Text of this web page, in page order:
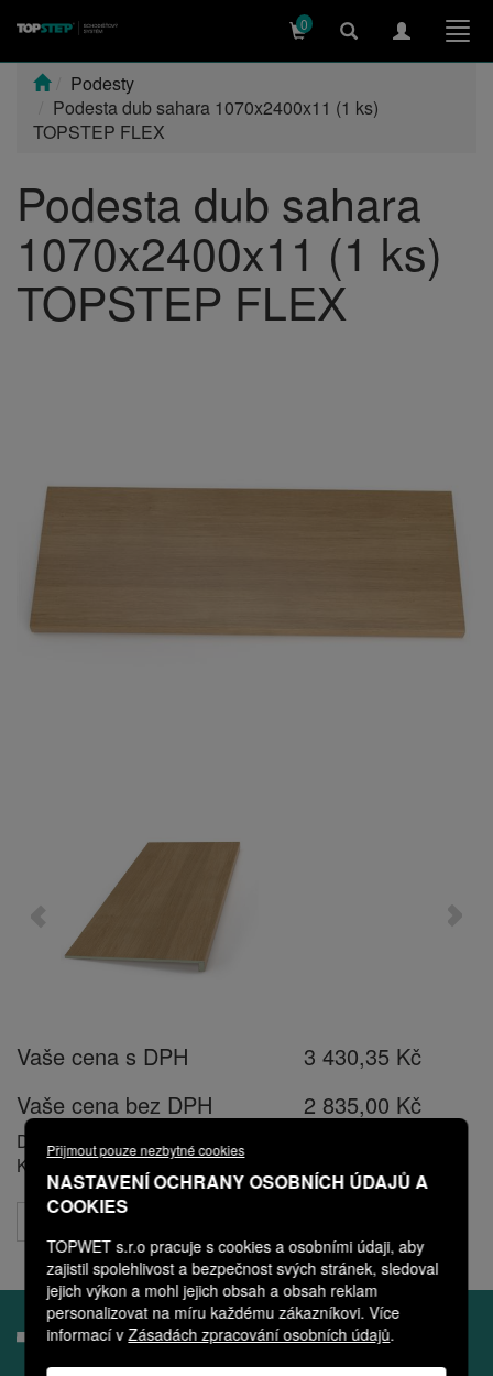
Přijmout pouze nezbytné cookies
NASTAVENÍ OCHRANY OSOBNÍCH ÚDAJŮ A
COOKIES
TOPWET s.r.o pracuje s cookies a osobními údaji, aby
zajistil spolehlivost a bezpečnost svých stránek, sledoval
jejich výkon a mohl jejich obsah a obsah reklam
personalizovat na míru každému zákazníkovi. Více
informací vZásadách zpracování osobních údajů.
Toggle
Toggle
0
Podesty
Podesta dub sahara 1070x2400x11 (1 ks)
TOPSTEP FLEX
Podesta dub sahara
1070x2400x11 (1 ks)
TOPSTEP FLEX
Vaše cena s DPH
3 430,35 Kč
Vaše cena bez DPH
2 835,00 Kč
Dostupnost
Kód
VFE1024319110